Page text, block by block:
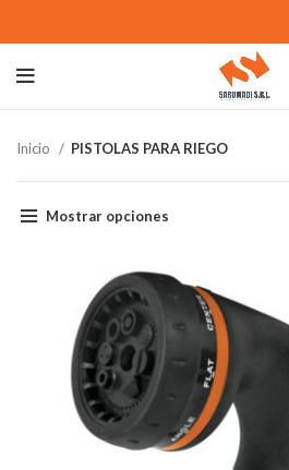
Inicio PISTOLAS PARA RIEGO
Mostrar opciones